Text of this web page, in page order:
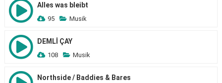
Alles was bleibt
95 Musik
DEMLİ ÇAY
108 Musik
Northside / Baddies & Bares